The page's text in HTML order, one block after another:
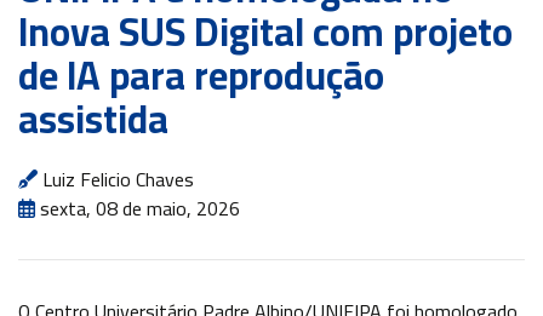
Cursos
Livres
TOUR
360º
Conosco
Inova SUS Digital com projeto
de IA para reprodução
assistida
Luiz Felicio Chaves
sexta, 08 de maio, 2026